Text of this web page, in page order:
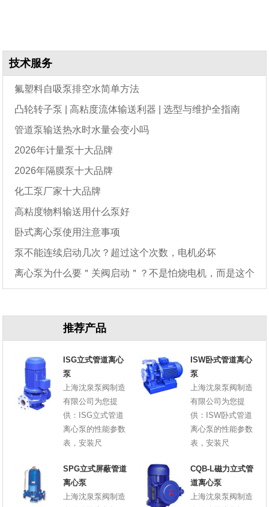
技术服务
氟塑料自吸泵排空水简单方法
凸轮转子泵 | 高粘度流体输送利器 | 选型与维护全指南
管道泵输送热水时水量会变小吗
2026年计量泵十大品牌
2026年隔膜泵十大品牌
化工泵厂家十大品牌
高粘度物料输送用什么泵好
卧式离心泵使用注意事项
泵不能连续启动几次？超过这个次数，电机必坏
离心泵为什么要＂关阀启动＂？不是怕烧电机，而是这个
推荐产品
ISG立式管道离心
泵
上海沈泉泵阀制造
有限公司为您提
供：ISG立式管道
离心泵的性能参数
表，安装尺
ISW卧式管道离心
泵
上海沈泉泵阀制造
有限公司为您提
供：ISW卧式管道
离心泵的性能参数
表，安装尺
SPG立式屏蔽管道
离心泵
上海沈泉泵阀制造
CQB-L磁力立式管
道离心泵
上海沈泉泵阀制造